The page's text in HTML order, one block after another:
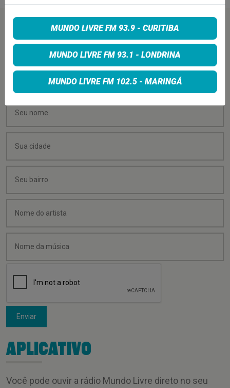
PEÇA SUA MÚSICA
Quer sugerir uma música para rolar na minha
programação? É só preencher os campos abaixo:
Enviar
APLICATIVO
Você pode ouvir a rádio Mundo Livre direto no seu
MUNDO LIVRE FM 93.9 - CURITIBA
MUNDO LIVRE FM 93.1 - LONDRINA
MUNDO LIVRE FM 102.5 - MARINGÁ